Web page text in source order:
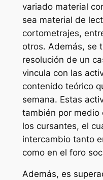
variado material
sea material de
cortometrajes,
otros. Además, se
resolución de un
vincula con las
contenido teórico
semana. Estas
también por medio
los cursantes, el
intercambio tanto
como en el foro
Además, es